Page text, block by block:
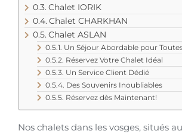
Chalet IORIK
Chalet CHARKHAN
Chalet ASLAN
Un Séjour Abordable pour
Réservez Votre Chalet Idéal
Un Service Client Dédié
Des Souvenirs Inoubliables
Réservez dès Maintenant!
Nos chalets dans les vosges, situés